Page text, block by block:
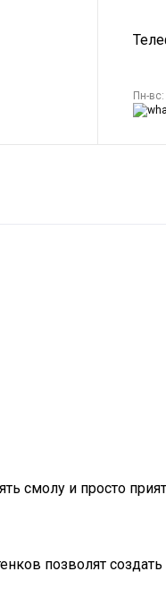
Пн-
смолу и просто
позволят